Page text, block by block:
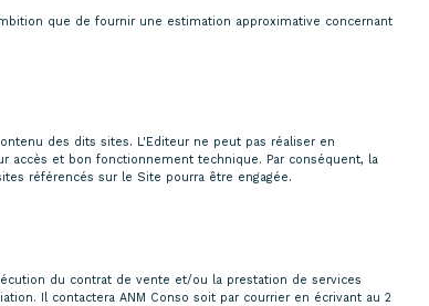
que de fournir une estimation approximative concernant
des dits sites. L'Editeur ne peut pas réaliser en
et bon fonctionnement technique. Par conséquent, la
référencés sur le Site pourra être engagée.
du contrat de vente et/ou la prestation de services
Il contactera ANM Conso soit par courrier en écrivant au 2